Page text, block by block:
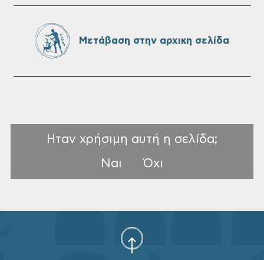
Μετάβαση στην αρχικη σελίδα
Ηταν χρήσιμη αυτή η σελίδα;
Ναι
Όχι